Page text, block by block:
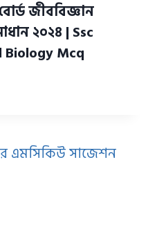
জীববিজ্ঞান
২০২৪ | Ssc
Biology Mcq